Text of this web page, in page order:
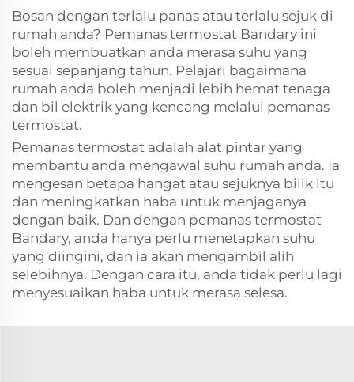
Bosan dengan terlalu panas atau terlalu sejuk di
rumah anda? Pemanas termostat Bandary ini
boleh membuatkan anda merasa suhu yang
sesuai sepanjang tahun. Pelajari bagaimana
rumah anda boleh menjadi lebih hemat tenaga
dan bil elektrik yang kencang melalui pemanas
termostat.
Pemanas termostat adalah alat pintar yang
membantu anda mengawal suhu rumah anda. Ia
mengesan betapa hangat atau sejuknya bilik itu
dan meningkatkan haba untuk menjaganya
dengan baik. Dan dengan pemanas termostat
Bandary, anda hanya perlu menetapkan suhu
yang diingini, dan ia akan mengambil alih
selebihnya. Dengan cara itu, anda tidak perlu lagi
menyesuaikan haba untuk merasa selesa.